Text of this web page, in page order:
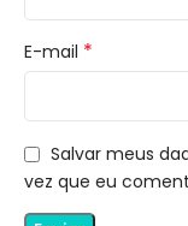
E-mail *
Salvar meus
vez que eu